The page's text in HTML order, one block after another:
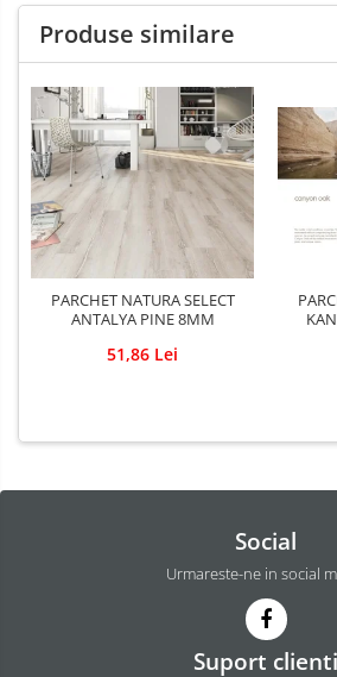
Produse similare
PARCHET NATURA SELECT
ANTALYA PINE 8MM
51,86 Lei
Social
Urmareste-ne in social
Suport clienti